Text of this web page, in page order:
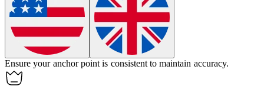
Ensure your anchor point is consistent to maintain accuracy.